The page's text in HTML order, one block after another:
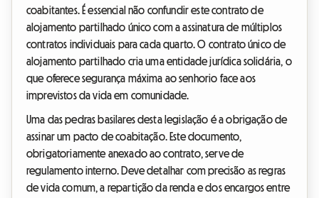
coabitantes. É essencial não confundir este contrato de
alojamento partilhado único com a assinatura de múltiplos
contratos individuais para cada quarto. O contrato único de
alojamento partilhado cria uma entidade jurídica solidária, o
que oferece segurança máxima ao senhorio face aos
imprevistos da vida em comunidade.
Uma das pedras basilares desta legislação é a obrigação de
assinar um pacto de coabitação. Este documento,
obrigatoriamente anexado ao contrato, serve de
regulamento interno. Deve detalhar com precisão as regras
de vida comum, a repartição da renda e dos encargos entre